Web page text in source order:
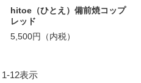
hitoe（ひとえ）備前焼コップ
レッド
5,500円（内税）
1-12表示